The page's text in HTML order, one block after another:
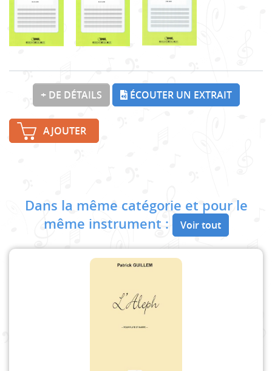
+ DE DÉTAILS ÉCOUTER UN EXTRAIT
AJOUTER
Dans la même catégorie et pour le
même instrument :
Voir tout